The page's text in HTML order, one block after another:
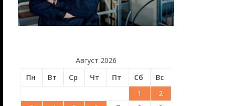
Август 2026
Пн
Вт Ср Чт Пт Сб
Вс
1
2